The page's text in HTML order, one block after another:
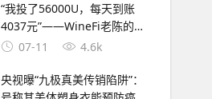
“我投了56000U，每天到账
4037元”——WineFi老陈的最
后一条朋友圈
07-11 4.6k
央视曝“九极真美传销陷阱”：